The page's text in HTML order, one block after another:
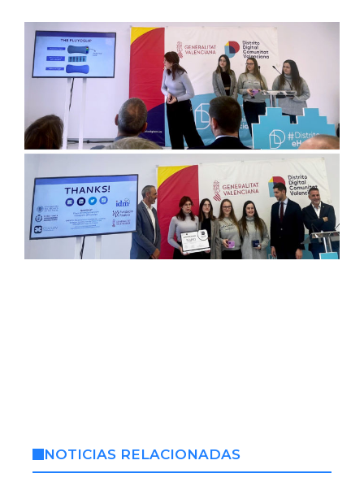
NOTICIAS RELACIONADAS